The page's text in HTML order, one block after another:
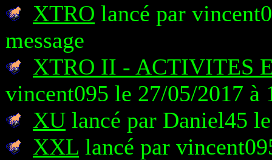
XTRO lancé par
message
XTRO II - ACTIVITES
vincent095 le 27/05/2017 à
XU lancé par Daniel45
XXL lancé par